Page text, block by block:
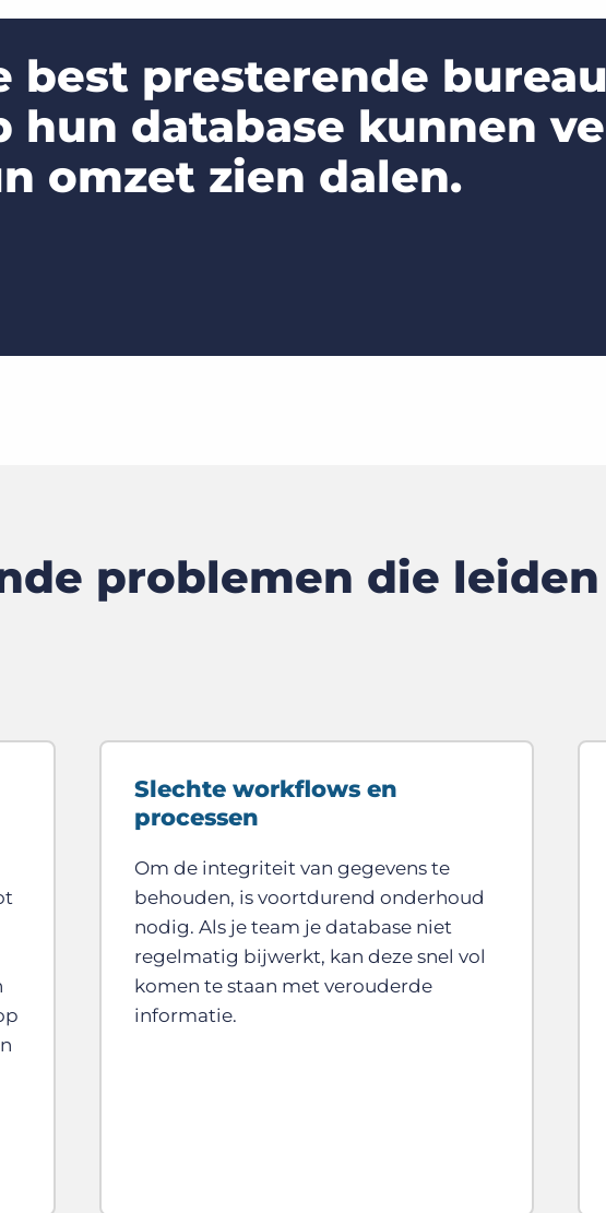
best presterende
hun database kunnen
omzet zien dalen.
problemen die
Slechte workflows en
processen
Om de integriteit van gegevens te
behouden, is voortdurend onderhoud
nodig. Als je team je database niet
regelmatig bijwerkt, kan deze snel vol
komen te staan met verouderde
informatie.